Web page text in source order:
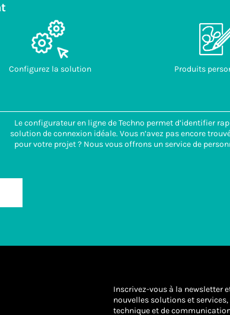
Configurez la solution Produits
Le configurateur en ligne de Techno permet d’identifier
solution de connexion idéale. Vous n’avez pas encore
pour votre projet ? Nous vous offrons un service de
Inscrivez-vous à la newsletter
nouvelles solutions et
technique et de